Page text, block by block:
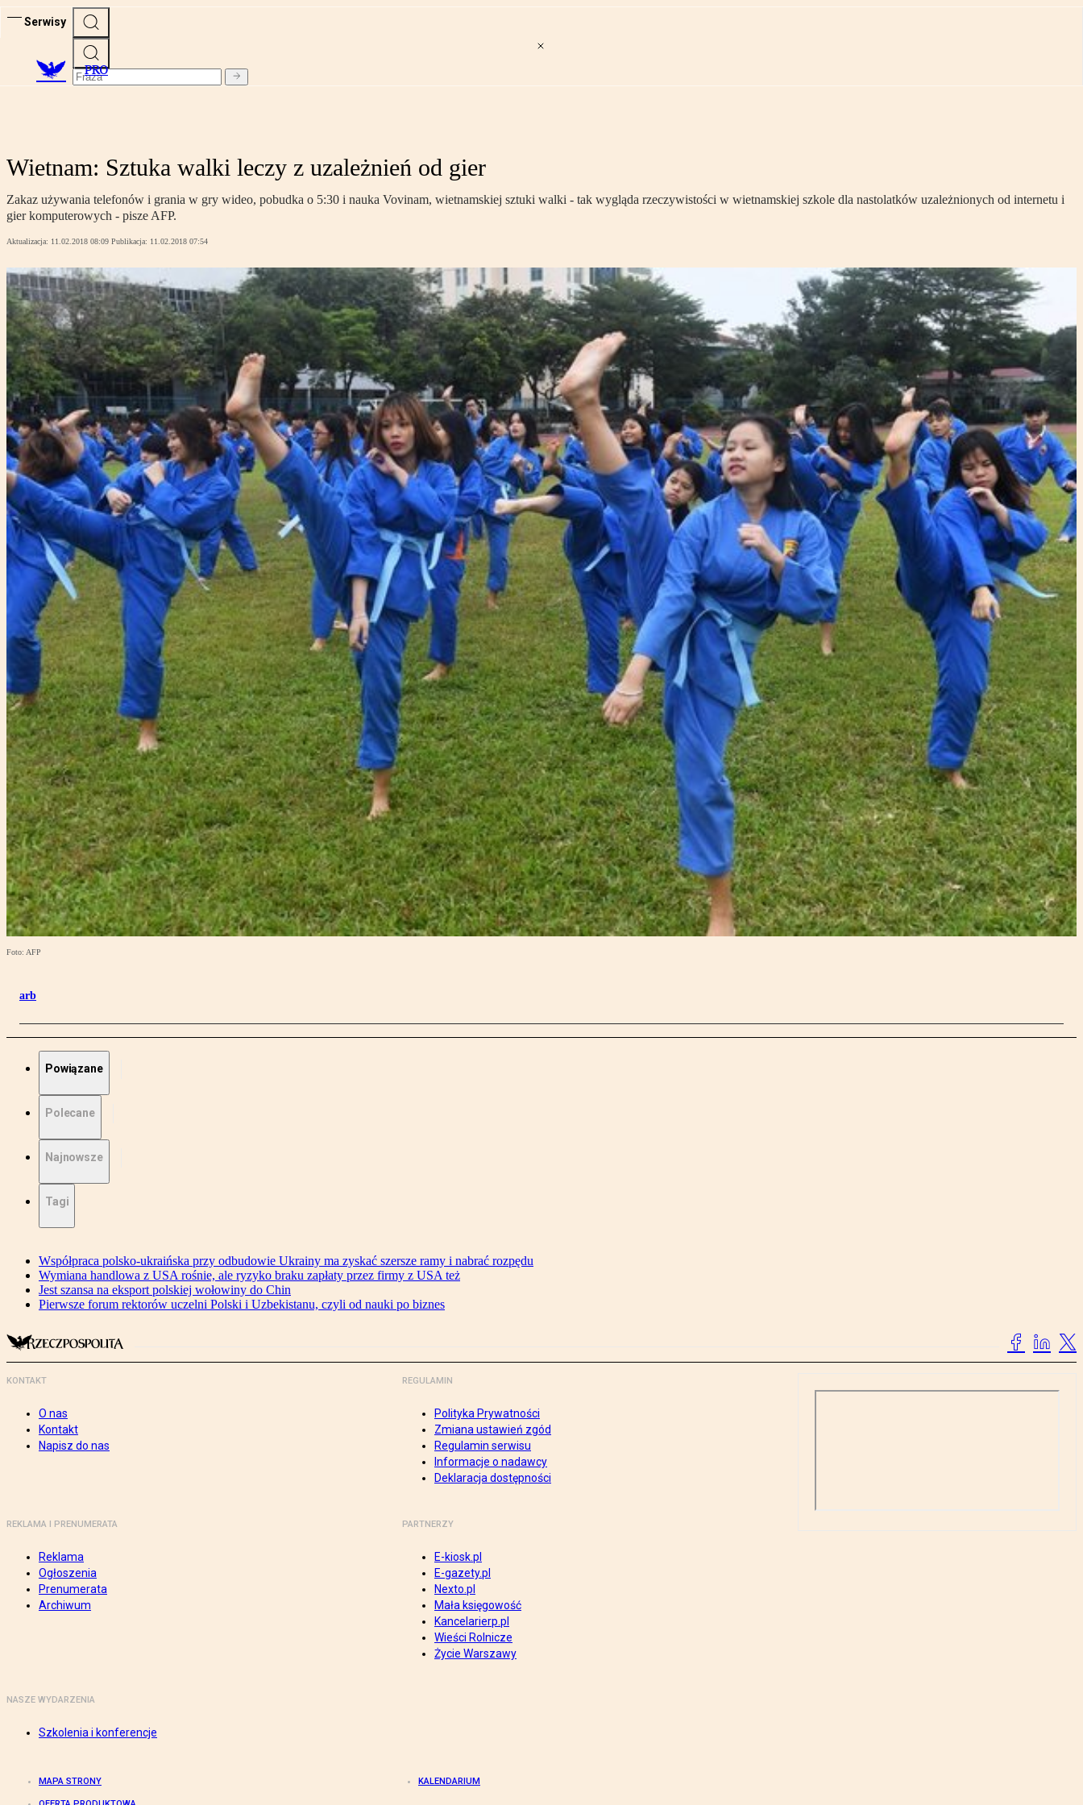
Serwisy
PRO
Wietnam: Sztuka walki leczy z uzależnień od gier
Zakaz używania telefonów i grania w gry wideo, pobudka o 5:30 i nauka Vovinam, wietnamskiej sztuki walki - tak wygląda rzeczywistości w wietnamskiej szkole dla nastolatków uzależnionych od internetu i
gier komputerowych - pisze AFP.
Aktualizacja: 11.02.2018 08:09 Publikacja: 11.02.2018 07:54
Foto: AFP
arb
Powiązane
Polecane
Najnowsze
Tagi
Współpraca polsko-ukraińska przy odbudowie Ukrainy ma zyskać szersze ramy i nabrać rozpędu
Wymiana handlowa z USA rośnie, ale ryzyko braku zapłaty przez firmy z USA też
Jest szansa na eksport polskiej wołowiny do Chin
Pierwsze forum rektorów uczelni Polski i Uzbekistanu, czyli od nauki po biznes
KONTAKT
O nas
Kontakt
Napisz do nas
REGULAMIN
Polityka Prywatności
Zmiana ustawień zgód
Regulamin serwisu
Informacje o nadawcy
Deklaracja dostępności
REKLAMA I PRENUMERATA
Reklama
Ogłoszenia
Prenumerata
Archiwum
PARTNERZY
E-kiosk.pl
E-gazety.pl
Nexto.pl
Mała księgowość
Kancelarierp.pl
Wieści Rolnicze
Życie Warszawy
NASZE WYDARZENIA
Szkolenia i konferencje
MAPA STRONY KALENDARIUM